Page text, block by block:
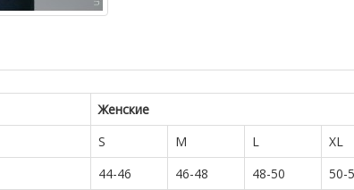
Женские
S M L XL
44-46 46-48 48-50 50-